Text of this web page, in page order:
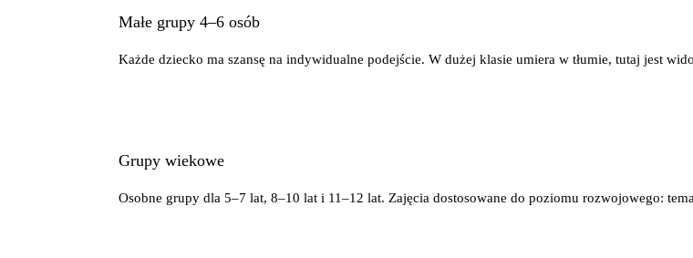
Małe grupy 4–6 osób
Każde dziecko ma szansę na indywidualne podejście. W dużej klasie umiera w tłumie, tutaj jest
Grupy wiekowe
Osobne grupy dla 5–7 lat, 8–10 lat i 11–12 lat. Zajęcia dostosowane do poziomu rozwojowego: